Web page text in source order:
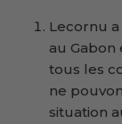
Lecornu
au Gabon
tous les
ne
situation